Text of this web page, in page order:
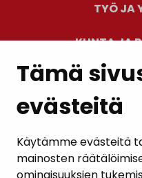
Tämä
evästeitä
Käytämme evästeitä
mainosten
TYÖ JA
KUNTA JA